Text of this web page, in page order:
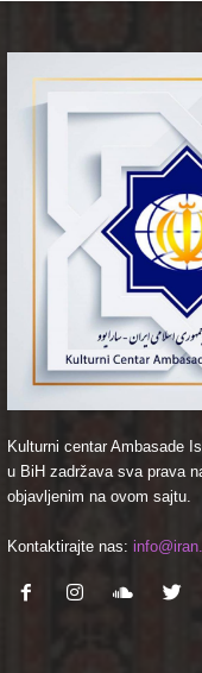
Kulturni centar Ambasade
u BiH zadržava sva prava
objavljenim na ovom sajtu.
Kontaktirajte nas: